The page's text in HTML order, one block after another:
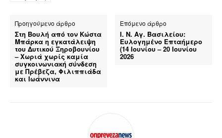
Προηγούμενο άρθρο
Στη Βουλή από τον Κώστα
Μπάρκα η εγκατάλειψη
του Δυτικού Ξηροβουνίου
– Χωριά χωρίς καμία
συγκοινωνιακή σύνδεση
με Πρέβεζα, Φιλιππιάδα
και Ιωάννινα
Επόμενο άρθρο
Ι. Ν. Αγ. Βασιλείου:
Ευλογημένο Επταήμερο
(14 Ιουνίου – 20 Ιουνίου
2026